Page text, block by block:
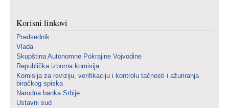
Korisni linkovi
Predsednik
Vlada
Skupština Autonomne Pokrajine Vojvodine
Republička izborna komisija
Komisija za reviziju, verifikaciju i kontrolu tačnosti i ažuriranja
biračkog spiska
Narodna banka Srbije
Ustavni sud